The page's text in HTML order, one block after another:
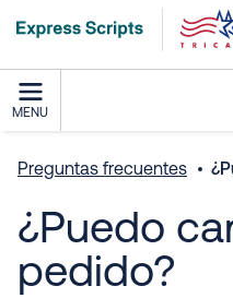
MENU
Preguntas frecuentes
¿Puedo
pedido?